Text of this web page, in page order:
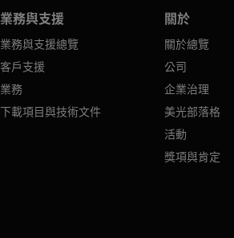
業務與支援
業務與支援總覽
客戶支援
業務
下載項目與技術文件
關於
關於總覽
公司
企業治理
美光部落格
活動
獎項與肯定